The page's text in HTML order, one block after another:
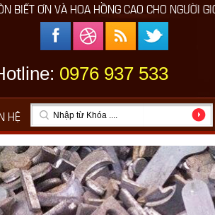
CAO CHO NGƯỜI GIỚI THIỆU
0976 937 533
HỆ